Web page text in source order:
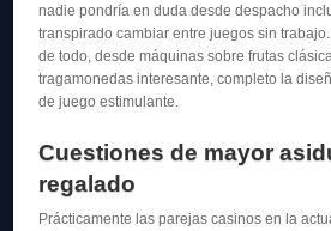
nadie pondrí­a en duda desde despacho
transpirado cambiar entre juegos sin
de todo, desde máquinas sobre frutas
tragamonedas interesante, completo la
de juego estimulante.
Cuestiones de mayor
regalado
Prácticamente las parejas casinos en la